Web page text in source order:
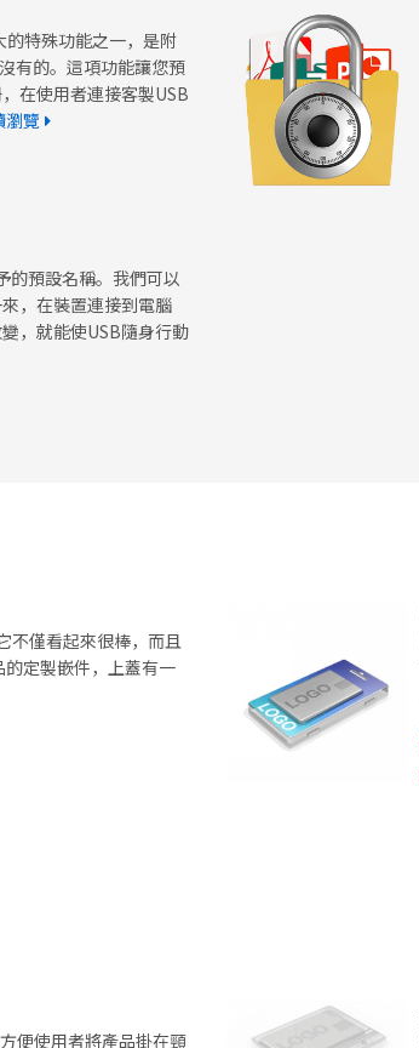
特殊功能之一，是附
有的。這項功能讓您預
在使用者連接客製USB
瀏覽
的預設名稱。我們可以
，在裝置連接到電腦
，就能使USB隨身行動
不僅看起來很棒，而且
定製嵌件，上蓋有一
便使用者將產品掛在頸